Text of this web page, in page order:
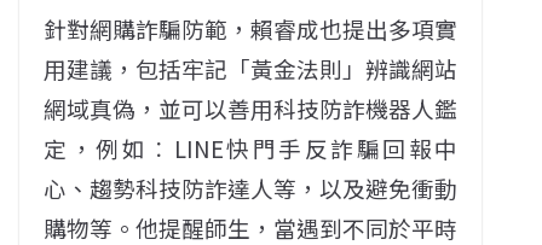
針對網購詐騙防範，賴睿成也提出多項實
用建議，包括牢記「黃金法則」辨識網站
網域真偽，並可以善用科技防詐機器人鑑
定，例如︰LINE快門手反詐騙回報中
心、趨勢科技防詐達人等，以及避免衝動
購物等。他提醒師生，當遇到不同於平時